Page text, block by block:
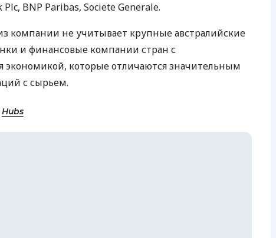
Plc, BNP Paribas, Societe Generale.
компании не учитывает крупные австралийские
и финансовые компании стран с
экономикой, которые отличаются значительным
с сырьем.
Hubs